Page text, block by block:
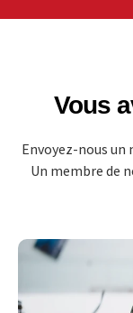
Vous
Envoyez-nous
Un membre de